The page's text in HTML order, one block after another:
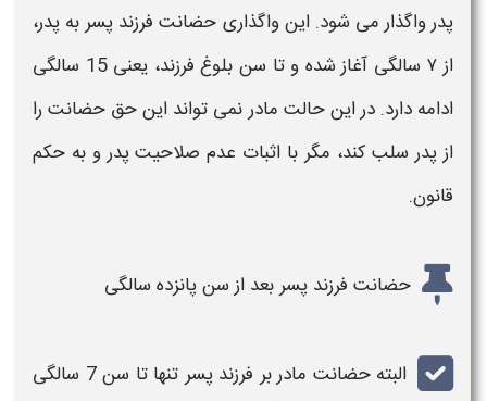
پدر واگذار می شود. این واگذاری حضانت فرزند پسر به پدر،
از ۷ سالگی آغاز شده و تا سن بلوغ
فرزند
، یعنی 15 سالگی
ادامه دارد. در این حالت مادر نمی تواند این حق حضانت را
از پدر سلب کند، مگر با اثبات عدم صلاحیت پدر و به حکم
قانون.
حضانت فرزند پسر بعد از سن پانزده سالگی
البتهحضانت مادربر فرزند پسر
تنها تا سن 7 سالگی